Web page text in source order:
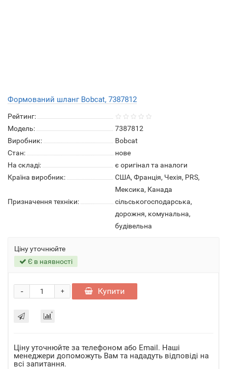
Формований шланг Bobcat, 7387812
Рейтинг:
Модель:
7387812
Виробник:
Bobcat
Стан:
нове
На складі:
є оригінал та аналоги
Країна виробник:
США, Франція, Чехія, PRS,
Мексика, Канада
Призначення техніки:
сільськогосподарська,
дорожня, комунальна,
будівельна
Ціну уточнюйте
Є в наявності
+
- Купити
Ціну уточнюйте за телефоном або Email. Наші
менеджери допоможуть Вам та нададуть відповіді на
всі запитання.